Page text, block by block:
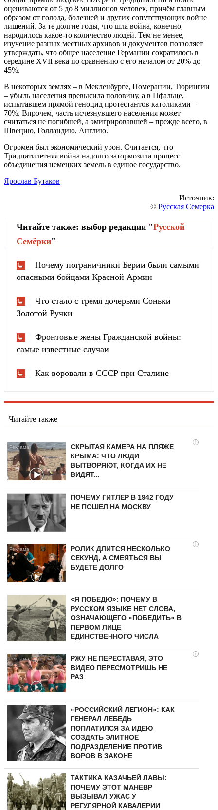
оцениваются от 5 до 8 миллионов человек, причём главным
образом от голода, болезней и других сопутствующих войне
лишений. За те долгие годы, что шла война, конечно,
народилось какое-то количество людей. Тем не менее,
изучение разных местных архивов и документов позволяет
утверждать, что общее население Германии сократилось в
середине XVII века по сравнению с его началом от 20% до
45%.
В некоторых землях – в Мекленбурге, Померании, Тюрингии
– убыль населения превысила половину, а в Пфальце,
испытавшем прямой геноцид протестантов католиками –
70%. Впрочем, часть исчезнувшего населения может
считаться не погибшей, а эмигрировавшей – прежде всего, в
Швецию, Голландию, Англию.
Огромен был экономический урон. Считается, что
Тридцатилетняя война надолго затормозила процесс
объединения немецких земель в единое государство.
Ярослав Бутаков
Источник:
© Русская Семерка
Читайте также: выбор редакции "Русской
Cемёрки"
Почему пограничники Берии были самыми
опасными бойцами Красной Армии
Что стало с тремя дочерьми Соньки
Золотой Ручки
Фронтовые жены Гражданской войны:
самые известные случаи
Как воровали в СССР при Сталине
Читайте также
i
СКРЫТАЯ КАМЕРА НА ПЛЯЖЕ
КРЫМА: ЧТО ЛЮДИ
ВЫТВОРЯЮТ, КОГДА ИХ НЕ
ВИДЯТ...
ПОЧЕМУ ГИТЛЕР В 1942 ГОДУ
НЕ ПОШЕЛ НА МОСКВУ
i
РОЛИК ДЛИТСЯ НЕСКОЛЬКО
СЕКУНД, А СМЕЯТЬСЯ ВЫ
БУДЕТЕ ДОЛГО
«Я ПОБЕДЮ»: ПОЧЕМУ В
РУССКОМ ЯЗЫКЕ НЕТ СЛОВА,
ОЗНАЧАЮЩЕГО «ПОБЕДИТЬ» В
ПЕРВОМ ЛИЦЕ
ЕДИНСТВЕННОГО ЧИСЛА
i
РЖУ НЕ ПЕРЕСТАВАЯ, ЭТО
ВИДЕО ПЕРЕСМОТРИШЬ НЕ
РАЗ
«РОССИЙСКИЙ ЛЕГИОН»: КАК
ГЕНЕРАЛ ЛЕБЕДЬ
ПОПЛАТИЛСЯ ЗА ИДЕЮ
СОЗДАТЬ ЭЛИТНОЕ
ПОДРАЗДЕЛЕНИЕ ПРОТИВ
ВОРОВ В ЗАКОНЕ
ТАКТИКА КАЗАЧЬЕЙ ЛАВЫ:
ПОЧЕМУ ЭТОТ МАНЕВР
ВЫЗЫВАЛ УЖАС У
РЕГУЛЯРНОЙ КАВАЛЕРИИ